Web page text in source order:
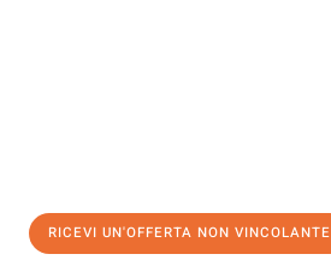
RICEVI UN'OFFERTA NON VINCOLANTE